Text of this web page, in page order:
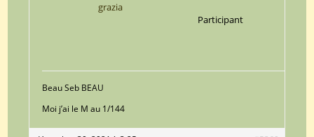
grazia
Participant
Beau Seb BEAU
Moi j’ai le M au 1/144